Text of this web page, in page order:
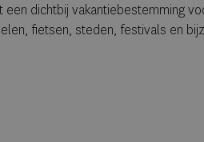
dichtbij vakantiebestemming
fietsen, steden, festivals en